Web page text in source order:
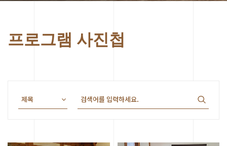
프로그램 사진첩